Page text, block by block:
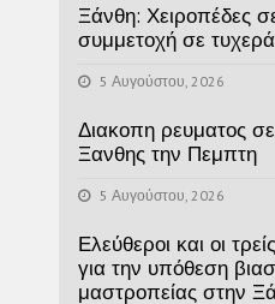
Ξάνθη: Χειροπέδες
συμμετοχή σε
5 Αυγούστου, 2026
Διακοπη ρευματος
Ξανθης την Πεμπτη
5 Αυγούστου, 2026
Ελεύθεροι και οι
για την υπόθεση
μαστροπείας στην